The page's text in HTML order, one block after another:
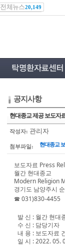
전체뉴스20,149
공지사항
현대종교 제공 보도자
작성자: 관리자
첨부파일: 현대종교
보도자료 Press
월간 현대종교
Modern Religion
경기도 남양주시
☎ 031)830-4455
발 신 : 월간 현대
수 신 : 담당기자
내 용 : 보도자료
일 시 : 2022. 05.